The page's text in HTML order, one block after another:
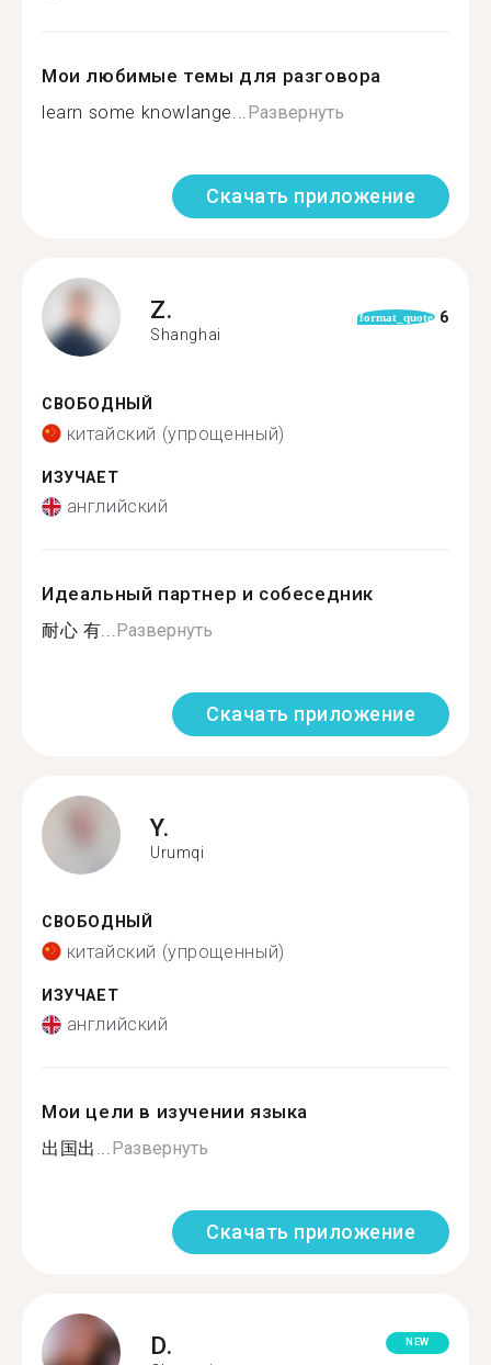
Мои любимые темы для разговора
learn some knowlange...Развернуть
Скачать приложение
Z.
Shanghai
format_quote 6
СВОБОДНЫЙ
китайский (упрощенный)
ИЗУЧАЕТ
английский
Идеальный партнер и собеседник
耐心 有...Развернуть
Скачать приложение
Y.
Urumqi
СВОБОДНЫЙ
китайский (упрощенный)
ИЗУЧАЕТ
английский
Мои цели в изучении языка
出国出...Развернуть
Скачать приложение
D. NEW